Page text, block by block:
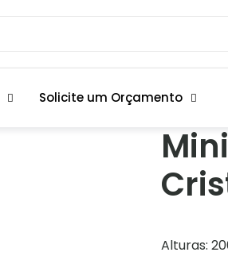
Solicite um Orçamento
Alturas: